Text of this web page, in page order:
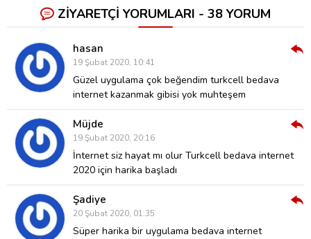
ZİYARETÇİ YORUMLARI - 38 YORUM
hasan
19 Şubat 2020, 10:41
Güzel uygulama çok beğendim turkcell bedava
internet kazanmak gibisi yok muhteşem
Müjde
19 Şubat 2020, 20:16
İnternet siz hayat mı olur Turkcell bedava internet
2020 için harika başladı
Ver
Şadiye
20 Şubat 2020, 01:35
Süper harika bir uygulama bedava internet